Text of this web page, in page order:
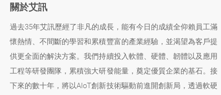
關於艾訊
過去35年艾訊歷經了非凡的成長，能有今日的成績全仰賴員工滿
懷熱情、不間斷的學習和累積豐富的產業經驗，並渴望為客戶提
供更全面的解決方案。我們持續投入軟體、硬體、韌體以及應用
工程等研發團隊，累積強大研發能量，奠定優質企業的基石。接
下來的數十年，將以AIoT創新技術驅動前進開創新局，透過軟硬